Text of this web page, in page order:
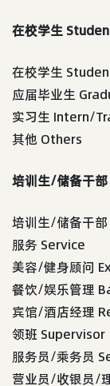
在校学生
在校学生
应届毕业生
实习生 Intern/
其他 Others
培训生/储备干
培训生/储备干
服务 Service
美容/健身顾问
餐饮/娱乐管理
宾馆/酒店经理
领班 Supervisor
服务员/乘务员
营业员/收银员/